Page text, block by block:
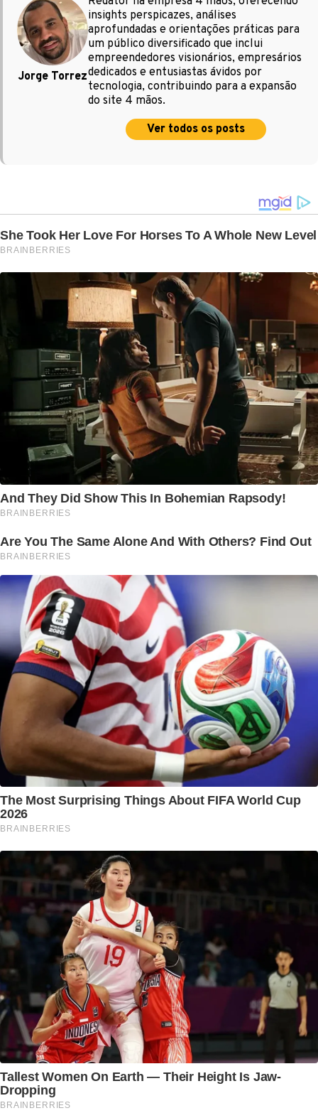
Jorge Torrez
insights perspicazes, análises
aprofundadas e orientações práticas para
um público diversificado que inclui
empreendedores visionários, empresários
dedicados e entusiastas ávidos por
tecnologia, contribuindo para a expansão
do site 4 mãos.
Ver todos os posts